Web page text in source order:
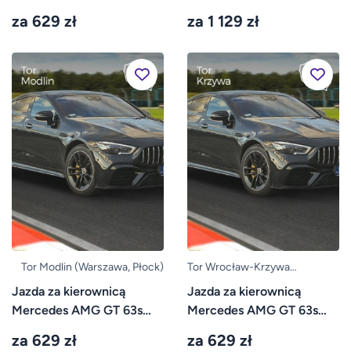
Karting
za 629 zł
Główny
za 1 129 zł
Tor Modlin (Warszawa, Płock)
Jazda za kierownicą
Mercedes AMG GT 63s
za 629 zł
Tor Wrocław-Krzywa
(Bolesławiec, Legnica)
Jazda za kierownicą
Mercedes AMG GT 63s
Wrocław
za 629 zł